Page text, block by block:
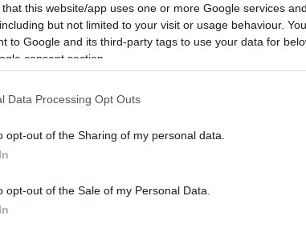
that this website/app uses one or more Google services
but not limited to your visit or usage behaviour.
to Google and its third-party tags to use your data for
consent section.
Data Processing Opt Outs
opt-out of the Sharing of my personal data.
opt-out of the Sale of my Personal Data.